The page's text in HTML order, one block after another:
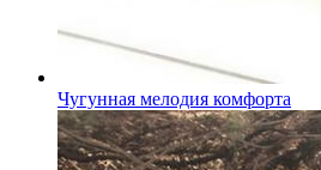
Чугунная мелодия комфорта